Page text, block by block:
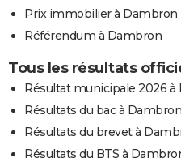
Prix immobilier à Dambron
Référendum à Dambron
Tous les résultats
Résultat municipale 2026 à
Résultats du bac à Dambron
Résultats du brevet à
Résultats du BTS à